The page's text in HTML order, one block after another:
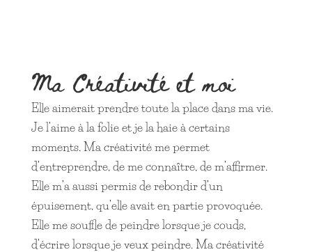
Ma Créativité et moi
Elle aimerait prendre toute la place dans ma vie.
Je l’aime à la folie et je la haie à certains
moments. Ma créativité me permet
d’entreprendre, de me connaître, de m’affirmer.
Elle m’a aussi permis de rebondir d’un
épuisement, qu’elle avait en partie provoquée.
Elle me souffle de peindre lorsque je couds,
d’écrire lorsque je veux peindre. Ma créativité